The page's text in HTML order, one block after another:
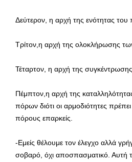
Δεύτερον, η αρχή της ενότητας του
Τρίτον,η αρχή της ολοκλήρωσης των
Τέταρτον, η αρχή της συγκέντρωσης
Πέμπτον,η αρχή της
πόρων διότι οι αρμοδιότητες
πόρους επαρκείς.
-Εμείς θέλουμε τον έλεγχο αλλά
σοβαρό, όχι αποσπασματικό. Αυτή